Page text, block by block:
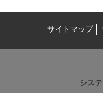
サイトマップ
シス